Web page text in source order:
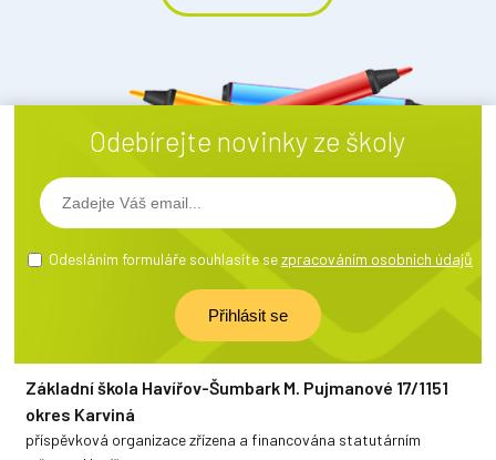
Odebírejte novinky ze školy
Odesláním formuláře souhlasíte sezpracováním osobních údajů
Základní škola Havířov-Šumbark M. Pujmanové 17/1151
okres Karviná
příspěvková organizace zřízena a financována statutárním